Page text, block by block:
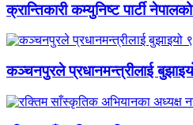
क्रान्तिकारी कम्युनिष्ट पार्टी
कञ्चनपुरले प्रधानमन्त्रीलाई